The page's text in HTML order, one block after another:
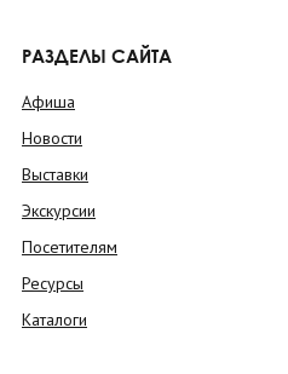
РАЗДЕЛЫ САЙТА
Афиша
Новости
Выставки
Экскурсии
Посетителям
Ресурсы
Каталоги